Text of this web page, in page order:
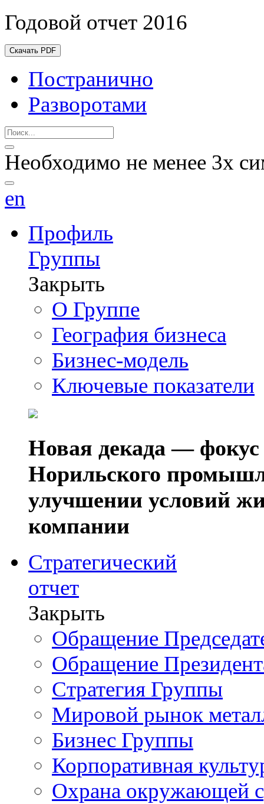
Годовой отчет 2016
Скачать PDF
Постранично
Разворотами
Необходимо не менее 3х
en
Профиль
Группы
Закрыть
О Группе
География бизнеса
Бизнес-модель
Ключевые показатели
Новая декада — фокус
Норильского
улучшении условий
компании
Стратегический
отчет
Закрыть
Обращение
Обращение
Стратегия Группы
Мировой рынок
Бизнес Группы
Корпоративная
Охрана окружающей